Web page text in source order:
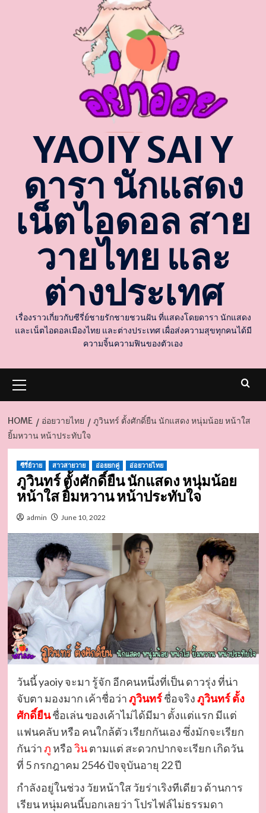
YAOIY SAI Y
ดารา นักแสดง
เน็ตไอดอล สาย
วายไทย และ
ต่างประเทศ
เรื่องราวเกี่ยวกับซีรี่ย์ชายรักชายชวนฝัน ที่แสดงโดยดารา นักแสดง
และเน็ตไอดอลเมืองไทย และต่างประเทศ เผื่อส่งความสุขทุกคนได้มี
ความจิ้นความฟินของตัวเอง
Menu
HOME อ่อยวายไทย
ภูวินทร์ ตั้งศักดิ์ยืน นักแสดง หนุ่มน้อย หน้าใส
ยิ้มหวาน หน้าประทับใจ
ซีรี่ย์วาย สาวสายวาย อ่อยยกคู่ อ่อยวายไทย
ภูวินทร์ ตั้งศักดิ์ยืน นักแสดง หนุ่มน้อย
หน้าใส ยิ้มหวาน หน้าประทับใจ
admin June 10, 2022
วันนี้ yaoiy จะมา รู้จัก อีกคนหนึ่งที่เป็น ดาวรุ่ง ที่น่า
จับตา มองมาก เค้าชื่อว่าภูวินทร์ชื่อจริงภูวินทร์ ตั้ง
ศักดิ์ยืน ชื่อเล่น ของเค้าไม่ได้มีมา ตั้งแต่แรก มีแต่
แฟนคลับ หรือ คนใกล้ตัว เรียกกันเอง ซึ่งมักจะเรียก
กันว่าภู หรือวินตามแต่ สะดวกปากจะเรียก เกิดวัน
ที่ 5 กรกฎาคม 2546 ปัจจุบันอายุ 22 ปี
กำลังอยู่ในช่วง วัยหน้าใส วัยร่าเริงทีเดียว ด้านการ
เรียน หนุ่มคนนี้บอกเลยว่า โปรไฟล์ไม่ธรรมดา